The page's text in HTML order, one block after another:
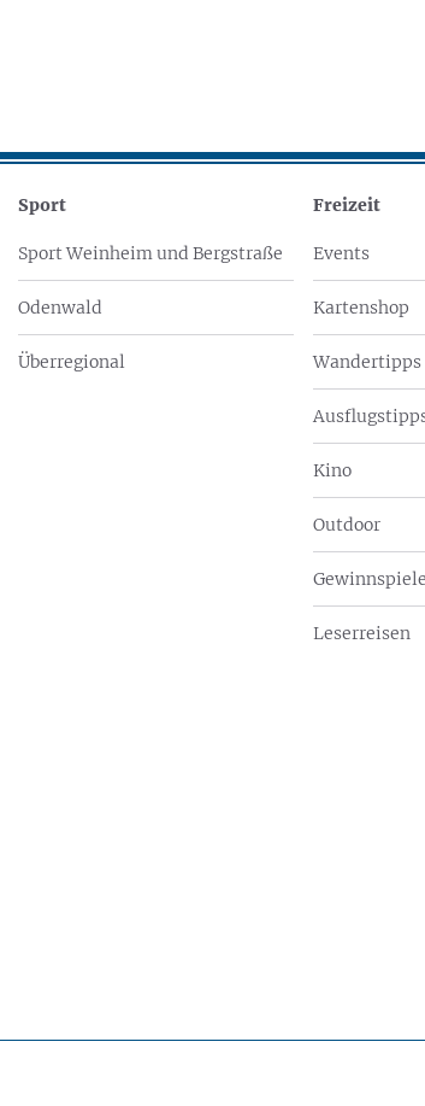
Sport
Sport Weinheim und Bergstraße
Odenwald
Überregional
Freizeit
Events
Kartenshop
Wandertipps
Kino
Outdoor
Gewinnspiele
Leserreisen